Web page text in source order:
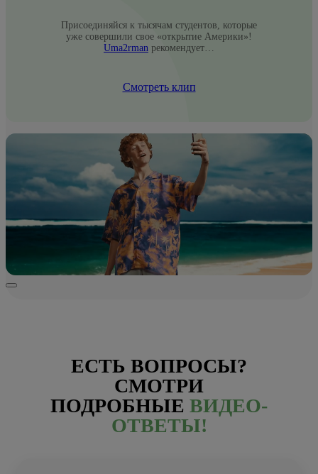
Присоединяйся к тысячам студентов, которые
уже совершили свое «открытие Америки»!
Uma2rman рекомендует…
Смотреть клип
ЕСТЬ ВОПРОСЫ?
СМОТРИ
ПОДРОБНЫЕ ВИДЕО-
ОТВЕТЫ!